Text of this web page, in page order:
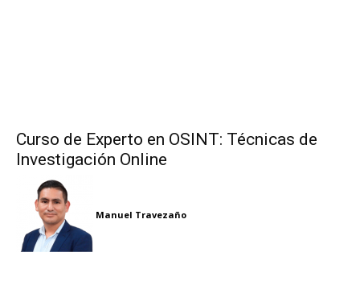
Curso de Experto en OSINT: Técnicas de
Investigación Online
Manuel Travezaño